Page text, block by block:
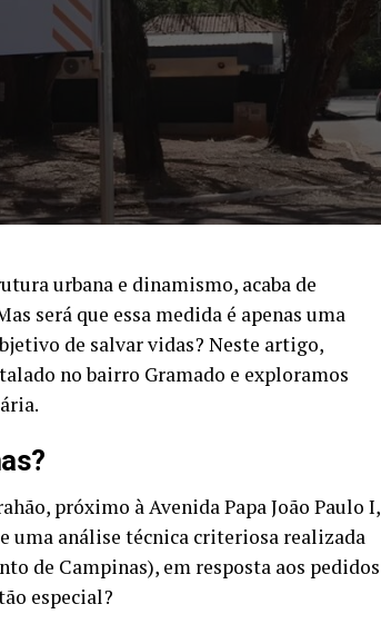
urbana e dinamismo, acaba de
será que essa medida é apenas uma
de salvar vidas? Neste artigo,
no bairro Gramado e exploramos
próximo à Avenida Papa João Paulo I,
uma análise técnica criteriosa realizada
de Campinas), em resposta aos pedidos
especial?